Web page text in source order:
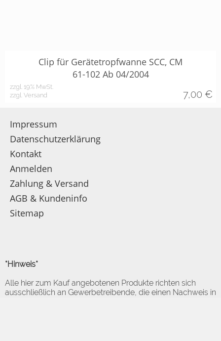
Clip für Gerätetropfwanne SCC, CM
61-102 Ab 04/2004
zzgl. 19% MwSt.
zzgl. Versand
7,00 €
Impressum
Datenschutzerklärung
Kontakt
Anmelden
Zahlung & Versand
AGB & Kundeninfo
Sitemap
*Hinweis*
Alle hier zum Kauf angebotenen Produkte richten sich
ausschließlich an Gewerbetreibende, die einen Nachweis in